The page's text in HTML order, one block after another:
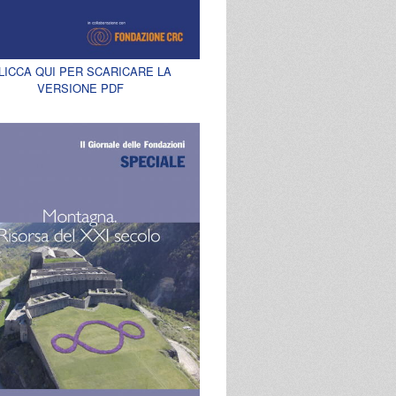
QUI PER SCARICARE LA
VERSIONE PDF